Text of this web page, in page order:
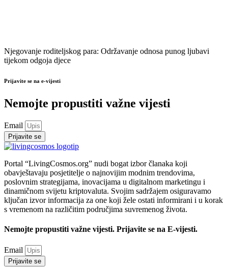
Njegovanje roditeljskog para: Održavanje odnosa punog ljubavi
tijekom odgoja djece
Prijavite se na e-vijesti
Nemojte propustiti važne vijesti
Email
Prijavite se
Portal “LivingCosmos.org” nudi bogat izbor članaka koji
obavještavaju posjetitelje o najnovijim modnim trendovima,
poslovnim strategijama, inovacijama u digitalnom marketingu i
dinamičnom svijetu kriptovaluta. Svojim sadržajem osiguravamo
ključan izvor informacija za one koji žele ostati informirani i u korak
s vremenom na različitim područjima suvremenog života.
Nemojte propustiti važne vijesti. Prijavite se na E-vijesti.
Email
Prijavite se